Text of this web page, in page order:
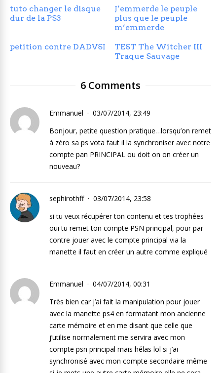
tuto changer le disque
dur de la PS3
J’emmerde le peuple
plus que le peuple
m’emmerde
petition contre DADVSI
TEST The Witcher III
Traque Sauvage
6 Comments
Emmanuel
03/07/2014, 23:49
Bonjour, petite question pratique…lorsqu’on remet
à zéro sa ps vota faut il la synchroniser avec notre
compte pan PRINCIPAL ou doit on on créer un
nouveau?
sephirothff
03/07/2014, 23:58
si tu veux récupérer ton contenu et tes trophées
oui tu remet ton compte PSN principal, pour par
contre jouer avec le compte principal via la
manette il faut en créer un autre comme expliqué
Emmanuel
04/07/2014, 00:31
Très bien car j’ai fait la manipulation pour jouer
avec la manette ps4 en formatant mon ancienne
carte mémoire et en me disant que celle que
j’utilise normalement me servira avec mon
compte psn principal mais hélas lol si j’ai
synchronisé avec mon compte secondaire même